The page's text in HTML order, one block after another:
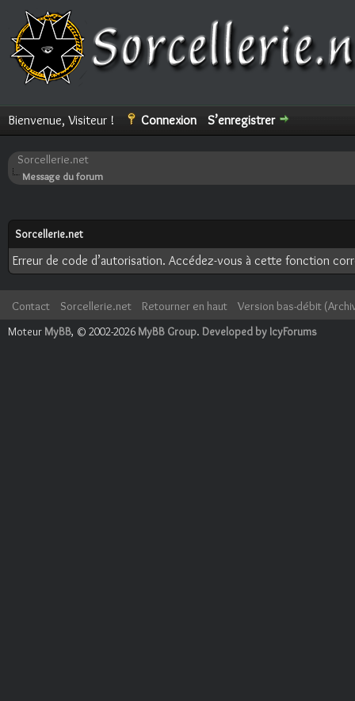
Bienvenue, Visiteur ! Connexion S’enregistrer
Sorcellerie.net
Message du forum
Sorcellerie.net
Erreur de code d’autorisation. Accédez-vous à cette fonction
Contact Sorcellerie.net Retourner en haut
Version bas-débit
Moteur MyBB, © 2002-2026 MyBB Group. Developed by IcyForums